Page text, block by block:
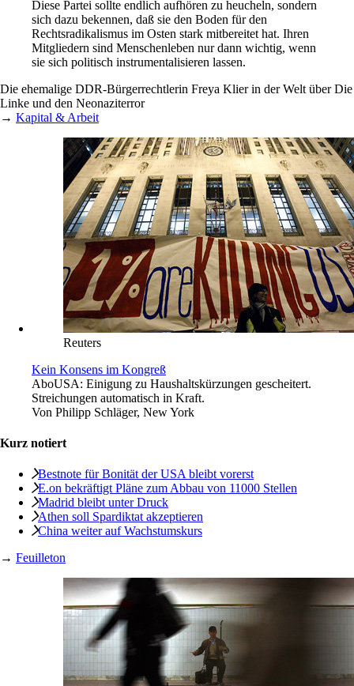
Diese Partei sollte endlich aufhören zu heucheln, sondern
sich dazu bekennen, daß sie den Boden für den
Rechtsradikalismus im Osten stark mitbereitet hat. Ihren
Mitgliedern sind Menschenleben nur dann wichtig, wenn
sie sich politisch instrumentalisieren lassen.
Die ehemalige DDR-Bürgerrechtlerin Freya Klier in der Welt über Die
Linke und den Neonaziterror
→ Kapital & Arbeit
Reuters
Kein Konsens im Kongreß
AboUSA: Einigung zu Haushaltskürzungen gescheitert.
Streichungen automatisch in Kraft.
Von Philipp Schläger, New York
Kurz notiert
Bestnote für Bonität der USA bleibt vorerst
E.on bekräftigt Pläne zum Abbau von 11000 Stellen
Madrid bleibt unter Druck
Athen soll Spardiktat akzeptieren
China weiter auf Wachstumskurs
→ Feuilleton